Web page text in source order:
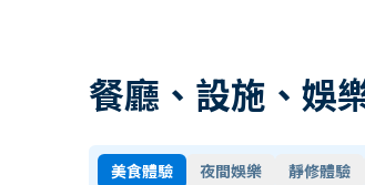
餐廳、設施、娛
美食體驗 夜間娛樂 靜修體驗